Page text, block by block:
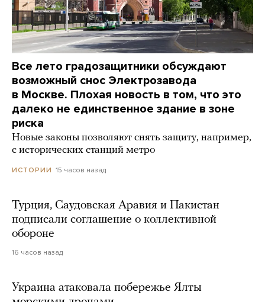
Все лето градозащитники обсуждают
возможный снос Электрозавода
в Москве. Плохая новость в том, что это
далеко не единственное здание в зоне
риска
Новые законы позволяют снять защиту, например,
с исторических станций метро
ИСТОРИИ 15 часов назад
Турция, Саудовская Аравия и Пакистан
подписали соглашение о коллективной
обороне
16 часов назад
Украина атаковала побережье Ялты